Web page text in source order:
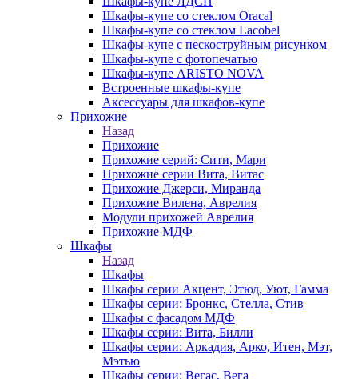
Шкафы-купе со стеклом Oracal
Шкафы-купе со стеклом Lacobel
Шкафы-купе с пескоструйным рисунком
Шкафы-купе с фотопечатью
Шкафы-купе ARISTO NOVA
Встроенные шкафы-купе
Аксессуары для шкафов-купе
Прихожие
Назад
Прихожие
Прихожие серий: Сити, Мари
Прихожие серии Вита, Витас
Прихожие Джерси, Миранда
Прихожие Вилена, Аврелия
Модули прихожей Аврелия
Прихожие МДФ
Шкафы
Назад
Шкафы
Шкафы серии Акцент, Этюд, Уют, Гамма
Шкафы серии: Бронкс, Стелла, Стив
Шкафы с фасадом МДФ
Шкафы серии: Вита, Билли
Шкафы серии: Аркадия, Арко, Итен, Мэт,
Мэтью
Шкафы серии: Вегас, Вега